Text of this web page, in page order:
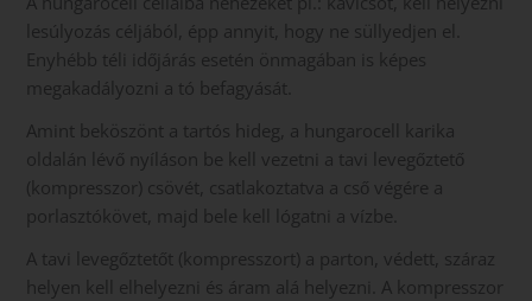
lesúlyozás céljából, épp annyit, hogy ne süllyedjen el.
Enyhébb téli időjárás esetén önmagában is képes
megakadályozni a tó befagyását.
Amint beköszönt a tartós hideg, a hungarocell karika
oldalán lévő nyíláson be kell vezetni a tavi levegőztető
(kompresszor) csövét, csatlakoztatva a cső végére a
porlasztókövet, majd bele kell lógatni a vízbe.
A tavi levegőztetőt (kompresszort) a parton, védett, száraz
helyen kell elhelyezni és áram alá helyezni. A kompresszor